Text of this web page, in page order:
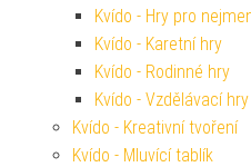
Kvído - Hry pro
Kvído - Karetní hry
Kvído - Rodinné hry
Kvído - Vzdělávací hry
Kvído - Kreativní tvoření
Kvído - Mluvící tablík